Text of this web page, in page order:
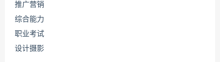
推广营销
综合能力
职业考试
设计摄影